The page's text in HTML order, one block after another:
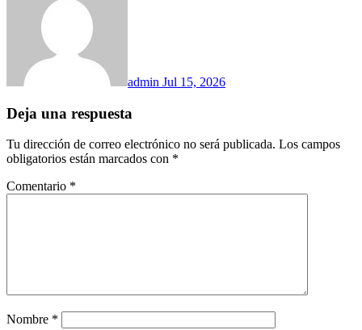
admin Jul 15, 2026
Deja una respuesta
Tu dirección de correo electrónico no será publicada. Los campos
obligatorios están marcados con *
Comentario *
Nombre *